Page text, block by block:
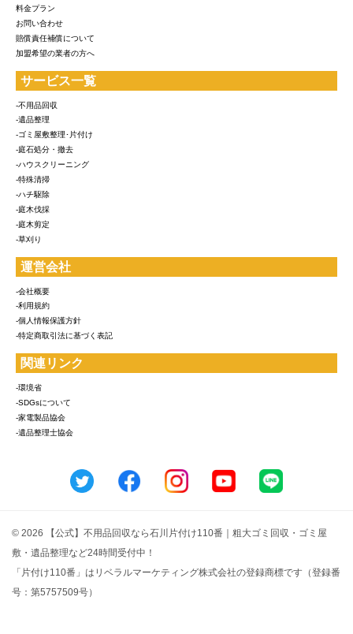
料金プラン
お問い合わせ
賠償責任補償について
加盟希望の業者の方へ
サービス一覧
-不用品回収
-遺品整理
-ゴミ屋敷整理･片付け
-庭石処分・撤去
-ハウスクリーニング
-特殊清掃
-ハチ駆除
-庭木伐採
-庭木剪定
-草刈り
運営会社
-会社概要
-利用規約
-個人情報保護方針
-特定商取引法に基づく表記
関連リンク
-環境省
-SDGsについて
-家電製品協会
-遺品整理士協会
© 2026 【公式】不用品回収なら石川片付け110番｜粗大ゴミ回収・ゴミ屋
敷・遺品整理など24時間受付中！
「片付け110番」はリベラルマーケティング株式会社の登録商標です（登録番
号：第5757509号）